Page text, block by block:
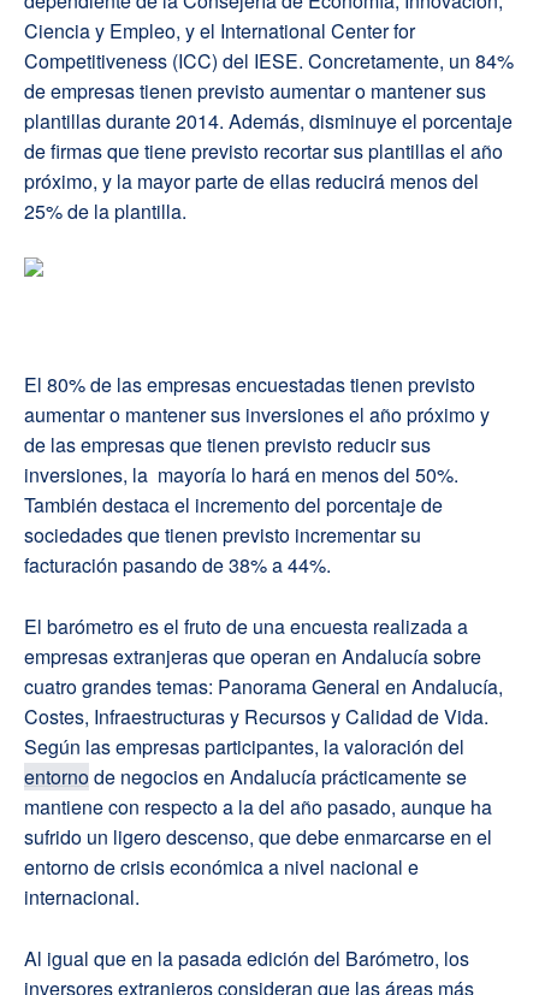
Ciencia y Empleo, y el International Center for
Competitiveness (ICC) del IESE. Concretamente, un 84%
de empresas tienen previsto aumentar o mantener sus
plantillas durante 2014. Además, disminuye el porcentaje
de firmas que tiene previsto recortar sus plantillas el año
próximo, y la mayor parte de ellas reducirá menos del
25% de la plantilla.
El 80% de las empresas encuestadas tienen previsto
aumentar o mantener sus inversiones el año próximo y
de las empresas que tienen previsto reducir sus
inversiones, la mayoría lo hará en menos del 50%.
También destaca el incremento del porcentaje de
sociedades que tienen previsto incrementar su
facturación pasando de 38% a 44%.
El barómetro es el fruto de una encuesta realizada a
empresas extranjeras que operan en Andalucía sobre
cuatro grandes temas: Panorama General en Andalucía,
Costes, Infraestructuras y Recursos y Calidad de Vida.
Según las empresas participantes, la valoración del
entornode negocios en Andalucía prácticamente se
mantiene con respecto a la del año pasado, aunque ha
sufrido un ligero descenso, que debe enmarcarse en el
entorno de crisis económica a nivel nacional e
internacional.
Al igual que en la pasada edición del Barómetro, los
inversores extranjeros consideran que las áreas más